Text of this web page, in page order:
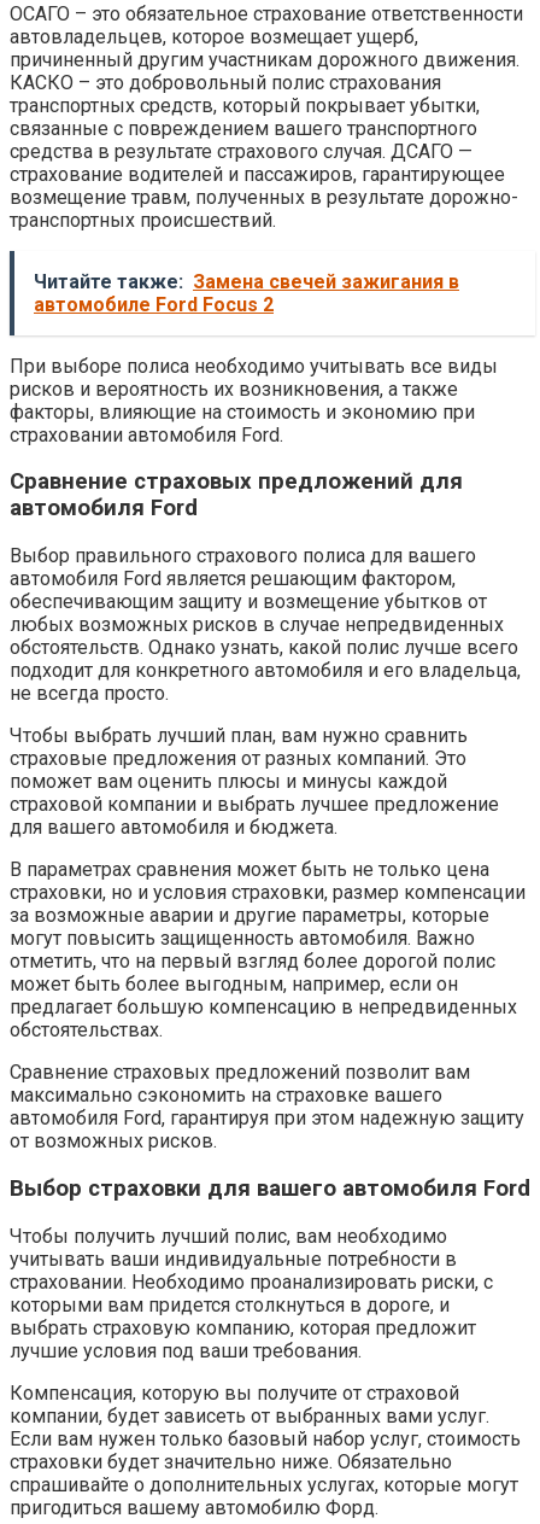
ОСАГО – это обязательное страхование ответственности
автовладельцев, которое возмещает ущерб,
причиненный другим участникам дорожного движения.
КАСКО – это добровольный полис страхования
транспортных средств, который покрывает убытки,
связанные с повреждением вашего транспортного
средства в результате страхового случая. ДСАГО —
страхование водителей и пассажиров, гарантирующее
возмещение травм, полученных в результате дорожно-
транспортных происшествий.
Читайте также: Замена свечей зажигания в
автомобиле Ford Focus 2
При выборе полиса необходимо учитывать все виды
рисков и вероятность их возникновения, а также
факторы, влияющие на стоимость и экономию при
страховании автомобиля Ford.
Сравнение страховых предложений для
автомобиля Ford
Выбор правильного страхового полиса для вашего
автомобиля Ford является решающим фактором,
обеспечивающим защиту и возмещение убытков от
любых возможных рисков в случае непредвиденных
обстоятельств. Однако узнать, какой полис лучше всего
подходит для конкретного автомобиля и его владельца,
не всегда просто.
Чтобы выбрать лучший план, вам нужно сравнить
страховые предложения от разных компаний. Это
поможет вам оценить плюсы и минусы каждой
страховой компании и выбрать лучшее предложение
для вашего автомобиля и бюджета.
В параметрах сравнения может быть не только цена
страховки, но и условия страховки, размер компенсации
за возможные аварии и другие параметры, которые
могут повысить защищенность автомобиля. Важно
отметить, что на первый взгляд более дорогой полис
может быть более выгодным, например, если он
предлагает большую компенсацию в непредвиденных
обстоятельствах.
Сравнение страховых предложений позволит вам
максимально сэкономить на страховке вашего
автомобиля Ford, гарантируя при этом надежную защиту
от возможных рисков.
Выбор страховки для вашего автомобиля Ford
Чтобы получить лучший полис, вам необходимо
учитывать ваши индивидуальные потребности в
страховании. Необходимо проанализировать риски, с
которыми вам придется столкнуться в дороге, и
выбрать страховую компанию, которая предложит
лучшие условия под ваши требования.
Компенсация, которую вы получите от страховой
компании, будет зависеть от выбранных вами услуг.
Если вам нужен только базовый набор услуг, стоимость
страховки будет значительно ниже. Обязательно
спрашивайте о дополнительных услугах, которые могут
пригодиться вашему автомобилю Форд.